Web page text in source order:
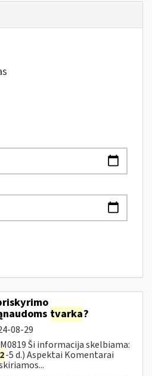
tvarka?
08-29
Ši informacija skelbiama:
2-5 d.) Aspektai Komentarai